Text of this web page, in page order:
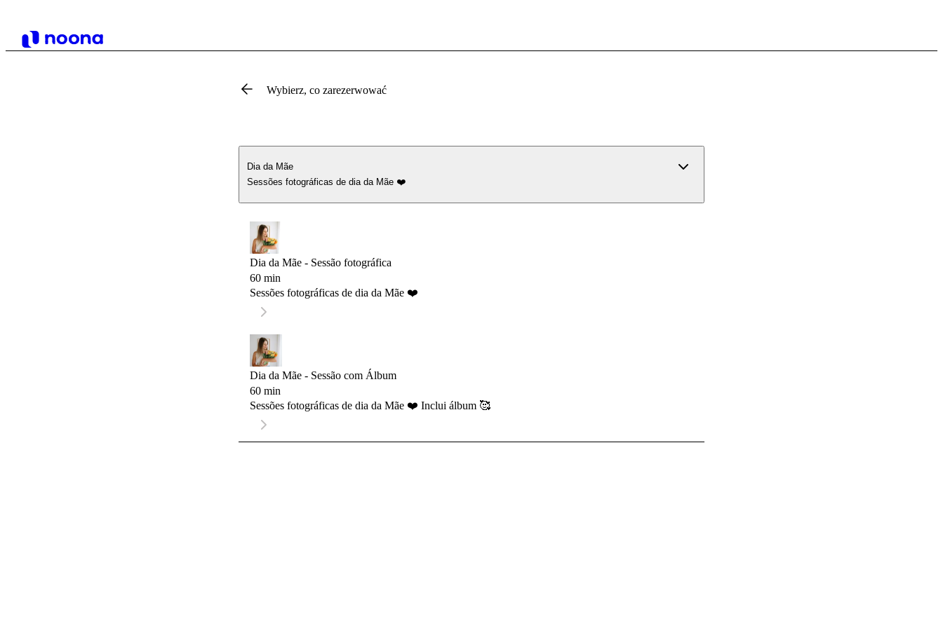
Wybierz, co zarezerwować
Dia da Mãe
Sessões fotográficas de dia da Mãe ❤️
Dia da Mãe - Sessão fotográfica
60 min
Sessões fotográficas de dia da Mãe ❤️
Dia da Mãe - Sessão com Álbum
60 min
Sessões fotográficas de dia da Mãe ❤️ Inclui álbum 🥰